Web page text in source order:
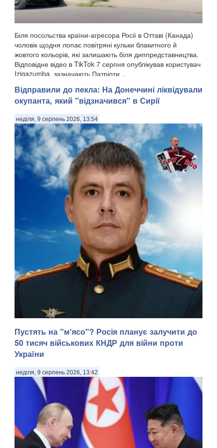
Біля посольства країни-агресора Росії в Оттаві (Канада)
чоловік щодня лопає повітряні кульки блакитного й
жовтого кольорів, які залишають біля диппредставництва.
Відповідне відео в TikTok 7 серпня опублікував користувач
Izigazumba, зазначають Патріоти ...
Відправили до пекла: На Донеччині ліквідували
окупанта, який "відзначився" в Сирії
неділя, 9 серпень 2026, 13:54
У Донецькій області українська армія ліквідувала
російського офіцера, полковника ЗС РФ Сергія Хвалова.
Ворожий військовий раніше двічі служив у Сирії, сприяючи
диктаторському режиму Башара Асада, передають
Патріоти України. Про це повідомив військовосл...
Пустять на "м'ясо"? Росія планує залучити до
50 тисяч військових КНДР для війни проти
України
неділя, 9 серпень 2026, 13:42